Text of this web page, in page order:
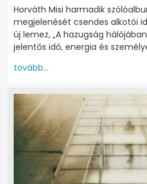
Horváth Misi harmadik
megjelenését csendes alkotói
új lemez, „A hazugság
jelentős idő, energia és
tovább...